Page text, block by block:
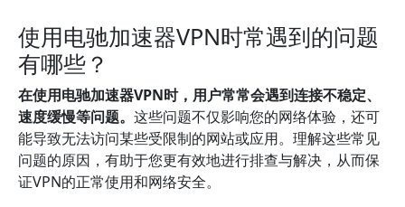
使用电驰加速器VPN时常遇到的问题
有哪些？
在使用电驰加速器VPN时，用户常常会遇到连接不稳定、
速度缓慢等问题。 这些问题不仅影响您的网络体验，还可
能导致无法访问某些受限制的网站或应用。理解这些常见
问题的原因，有助于您更有效地进行排查与解决，从而保
证VPN的正常使用和网络安全。